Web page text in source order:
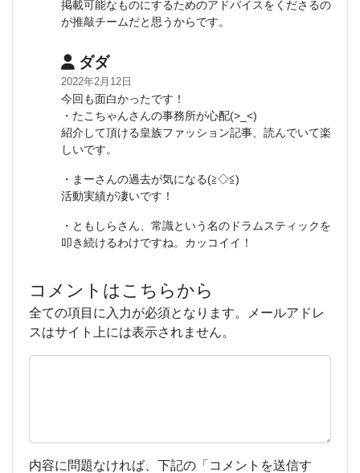
掲載可能なものにするためのアドバイスをくださるの
が推敲チームだと思うからです。
ダダ
2022年2月12日
今回も面白かったです！
・たこちゃんさんの事務所が心配(>_<)
紹介して頂ける皇族ファッション記事、読んでいて楽
しいです。
・まーさんの過去が気になる(≧◇≦)
活動実績が凄いです！
・ともしらさん、常識という名のドラムスティックを
叩き続けるわけですね。カッコイイ！
コメントはこちらから
全ての項目に入力が必須となります。メールアドレ
スはサイト上には表示されません。
内容に問題なければ、下記の「コメントを送信す